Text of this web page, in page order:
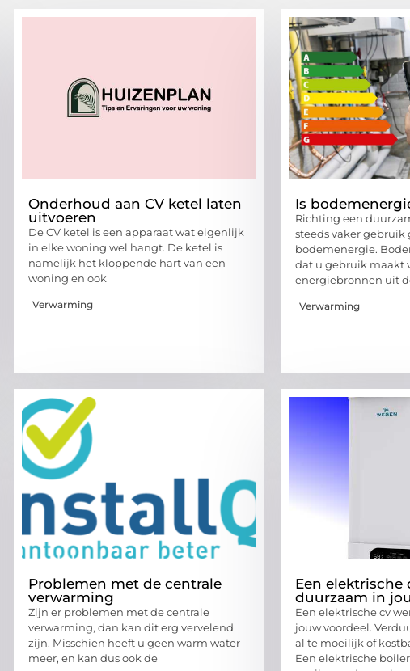
Onderhoud aan CV ketel laten
uitvoeren
De CV ketel is een apparaat wat eigenlijk
in elke woning wel hangt. De ketel is
namelijk het kloppende hart van een
woning en ook
Verwarming
Is
Richting een
steeds vaker gebruik
bodemenergie.
dat u gebruik maakt
energiebronnen uit
Verwarming
Problemen met de centrale
verwarming
Zijn er problemen met de centrale
verwarming, dan kan dit erg vervelend
zijn. Misschien heeft u geen warm water
meer, en kan dus ook de
Een elektrische
duurzaam in
Een elektrische cv
jouw voordeel.
al te moeilijk of
Een elektrische